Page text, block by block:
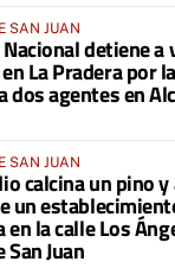
SAN JUAN
detiene a
La Pradera por la
dos agentes en
SAN JUAN
calcina un pino y
un
la calle Los
Juan